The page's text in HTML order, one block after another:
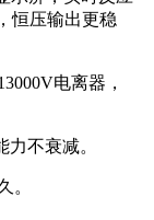
恒压输出更稳
电离器，
不衰减。
。